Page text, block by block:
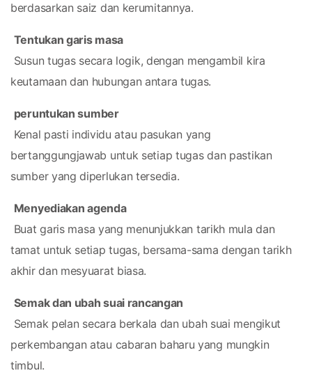
berdasarkan saiz dan kerumitannya.
Tentukan garis masa
keutamaan dan hubungan antara tugas.
peruntukan sumber
bertanggungjawab untuk setiap tugas dan pastikan
sumber yang diperlukan tersedia.
Menyediakan agenda
tamat untuk setiap tugas, bersama-sama dengan tarikh
akhir dan mesyuarat biasa.
Semak dan ubah suai rancangan
perkembangan atau cabaran baharu yang mungkin
timbul.